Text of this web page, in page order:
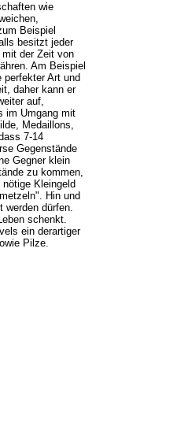
wie
Beispiel
besitzt jeder
mit der Zeit von
Am Beispiel
perfekter Art und
daher kann er
auf,
im Umgang mit
Medaillons,
7-14
Gegenstände
Gegner klein
zu kommen,
Kleingeld
Hin und
werden dürfen.
schenkt.
ein derartiger
Pilze.